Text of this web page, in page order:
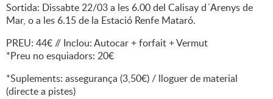
Sortida: Dissabte 22/03 a les 6.00 del Calisay d´Arenys de
Mar, o a les 6.15 de la Estació Renfe Mataró.
PREU: 44€ // Inclou: Autocar + forfait + Vermut
*Preu no esquiadors: 20€
*Suplements: assegurança (3,50€) / lloguer de material
(directe a pistes)